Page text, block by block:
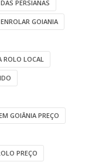
PERSIANAS
GOIANIA
ROLO LOCAL
GOIÂNIA PREÇO
PREÇO